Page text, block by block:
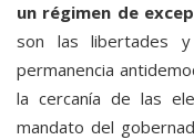
un régimen de
son las libertades
permanencia
la cercanía de las
mandato del